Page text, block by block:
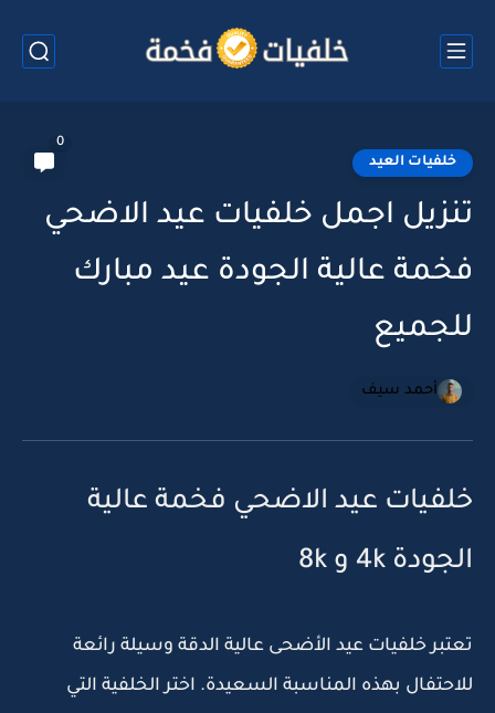
خلفيات العيد
0
تنزيل اجمل خلفيات عيد الاضحي
فخمة عالية الجودة عيد مبارك
للجميع
أحمد سيف
خلفيات عيد الاضحي فخمة عالية
الجودة 4k و 8k
تعتبر خلفيات عيد الأضحى عالية الدقة وسيلة رائعة
للاحتفال بهذه المناسبة السعيدة. اختر الخلفية التي